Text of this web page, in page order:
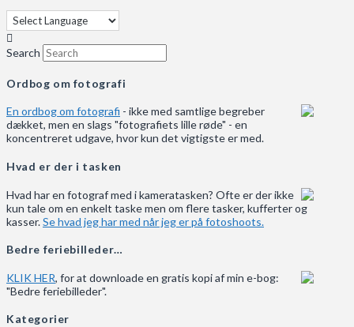
Search
Ordbog om fotografi
En ordbog om fotografi - ikke med samtlige begreber
dækket, men en slags "fotografiets lille røde" - en
koncentreret udgave, hvor kun det vigtigste er med.
Hvad er der i tasken
Hvad har en fotograf med i kameratasken? Ofte er der ikke
kun tale om en enkelt taske men om flere tasker, kufferter og
kasser.Se hvad jeg har med når jeg er på fotoshoots.
Bedre feriebilleder…
KLIK HER, for at downloade en gratis kopi af min e-bog:
"Bedre feriebilleder".
Kategorier